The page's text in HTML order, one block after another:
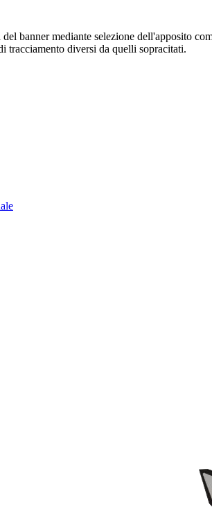
banner mediante selezione dell'apposito
tracciamento diversi da quelli sopracitati.